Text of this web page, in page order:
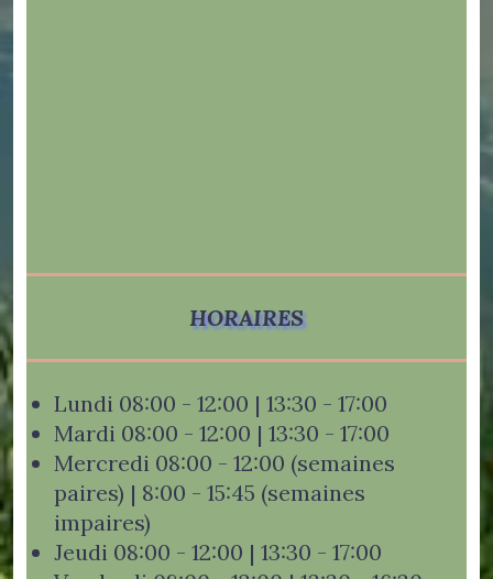
HORAIRES
Lundi 08:00 - 12:00 | 13:30 - 17:00
Mardi 08:00 - 12:00 | 13:30 - 17:00
Mercredi 08:00 - 12:00 (semaines
paires) | 8:00 - 15:45 (semaines
impaires)
Jeudi 08:00 - 12:00 | 13:30 - 17:00